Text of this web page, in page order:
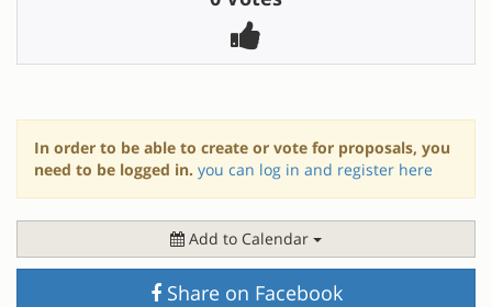
In order to be able to create or vote for proposals, you
need to be logged in. you can log in and register here
Add to Calendar
Share on Facebook